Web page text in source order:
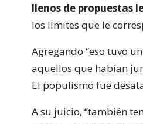
llenos de propuestas
los límites que le
Agregando “eso tuvo
aquellos que habían
El populismo fue
A su juicio, “también